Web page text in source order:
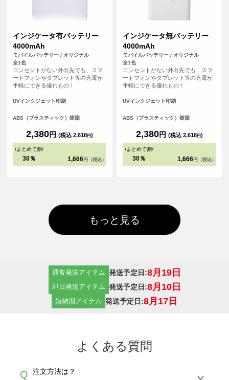
インジケータ有バッテリー
4000mAh
モバイルバッテリー / オリジナル
全1色
コンセントがない外出先でも、スマ
ートフォンやタブレット等の充電が
手軽にできる優れもの！
UVインクジェット印刷
ABS（プラスティック）樹脂
2,380円 (税込 2,618円)
\まとめて割/
30％ 1,666 円（税込）
インジケータ無バッテリー
4000mAh
モバイルバッテリー / オリジナル
全1色
コンセントがない外出先でも、スマ
ートフォンやタブレット等の充電が
手軽にできる優れもの！
UVインクジェット印刷
ABS（プラスティック）樹脂
2,380円 (税込 2,618円)
\まとめて割/
30％ 1,666 円（税込）
もっと見る
通常発送アイテム 発送予定日:8月19日
即日発送アイテム 発送予定日:8月10日
短納期アイテム 発送予定日:8月17日
よくある質問
Q 注文方法は？